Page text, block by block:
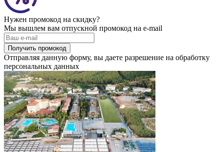
Нужен промокод на скидку?
Мы вышлем вам отпускной промокод на e-mail
Получить промокод
Отправляя данную форму, вы даете разрешение на обработку
персональных данных